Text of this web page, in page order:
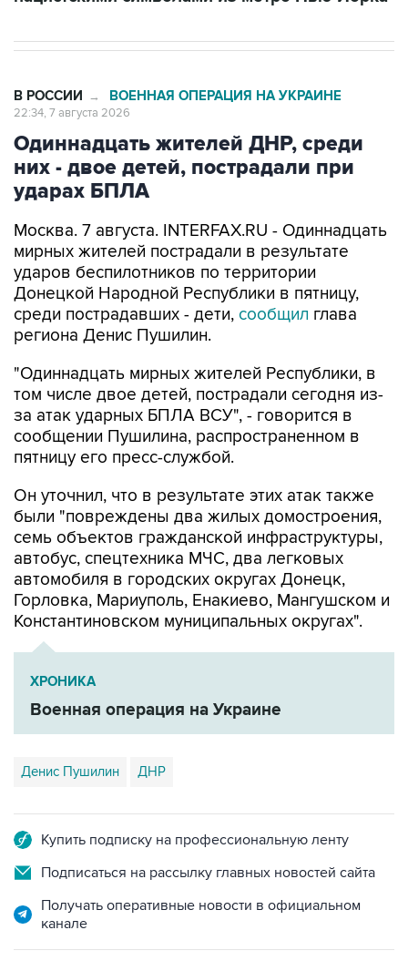
Одиннадцать жителей ДНР, среди
них - двое детей, пострадали при
ударах БПЛА
Москва. 7 августа. INTERFAX.RU - Одиннадцать
ударов беспилотников по территории
Донецкой Народной Республики в пятницу,
среди пострадавших - дети,сообщилглава
региона Денис Пушилин.
"Одиннадцать мирных жителей Республики, в
за атак ударных БПЛА ВСУ", - говорится в
сообщении Пушилина, распространенном в
пятницу его пресс-службой.
Он уточнил, что в результате этих атак также
семь объектов гражданской инфраструктуры,
автобус, спецтехника МЧС, два легковых
автомобиля в городских округах Донецк,
Горловка, Мариуполь, Енакиево, Мангушском и
Константиновском муниципальных округах".
ХРОНИКА
Военная операция на Украине
Денис Пушилин ДНР
Подписаться на рассылку главных новостей сайта
Получать оперативные новости в официальном